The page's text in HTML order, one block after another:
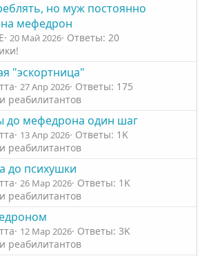
но муж постоянно
мефедрон
20 Май 2026 Ответы: 20
"эскортница"
27 Апр 2026 Ответы: 175
реабилитантов
до мефедрона один шаг
13 Апр 2026 Ответы: 1K
реабилитантов
до психушки
26 Мар 2026 Ответы: 1K
реабилитантов
12 Мар 2026 Ответы: 3K
реабилитантов